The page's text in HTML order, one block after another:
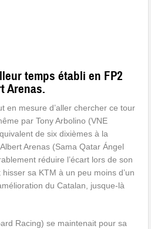
temps établi en FP2
Arenas.
en mesure d’aller chercher ce tour
par Tony Arbolino (VNE
de six dixièmes à la
Arenas (Sama Qatar Ángel
réduire l’écart lors de son
sa KTM à un peu moins d’un
du Catalan, jusque-là
Racing) se maintenait pour sa